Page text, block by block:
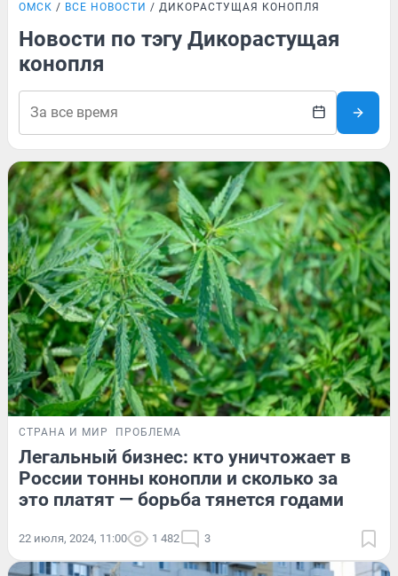
ОМСК ВСЕ НОВОСТИ ДИКОРАСТУЩАЯ КОНОПЛЯ
Новости по тэгу Дикорастущая
конопля
СТРАНА И МИР ПРОБЛЕМА
Легальный бизнес: кто уничтожает в
России тонны конопли и сколько за
это платят — борьба тянется годами
22 июля, 2024, 11:00 1 482 3